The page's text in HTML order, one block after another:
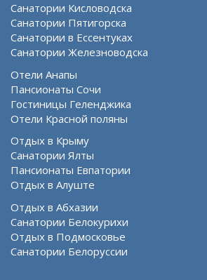
Санатории Кисловодска
Санатории Пятигорска
Санатории в Ессентуках
Санатории Железноводска
Отели Анапы
Пансионаты Сочи
Гостиницы Геленджика
Отели Красной поляны
Отдых в Крыму
Санатории Ялты
Пансионаты Евпатории
Отдых в Алуште
Отдых в Абхазии
Санатории Белокурихи
Отдых в Подмосковье
Санатории Белоруссии